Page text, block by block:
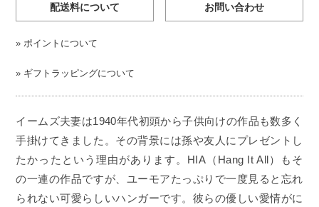
配送料について お問い合わせ
» ポイントについて
» ギフトラッピングについて
イームズ夫妻は1940年代初頭から子供向けの作品も数多く
手掛けてきました。その背景には孫や友人にプレゼントし
たかったという理由があります。HIA（Hang It All）もそ
の一連の作品ですが、ユーモアたっぷりで一度見ると忘れ
られない可愛らしいハンガーです。彼らの優しい愛情がに